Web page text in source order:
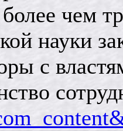
более чем
науки
с